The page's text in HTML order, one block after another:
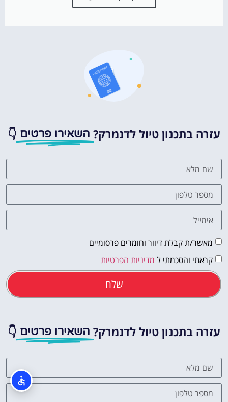
עזרה בתכנון טיול לדנמרק? השאירו פרטים 👇
מאשר/ת קבלת דיוור וחומרים פרסומיים
קראתי והסכמתי ל מדיניות הפרטיות
שלח
עזרה בתכנון טיול לדנמרק? השאירו פרטים 👇